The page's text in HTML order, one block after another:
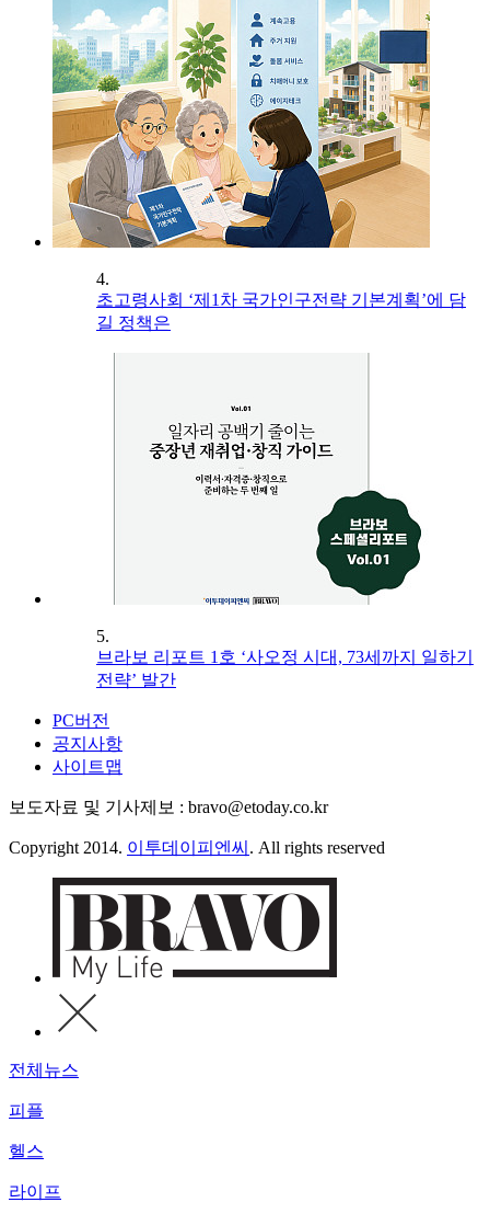
4.
초고령사회 ‘제1차 국가인구전략 기본계획’에 담
길 정책은
5.
브라보 리포트 1호 ‘사오정 시대, 73세까지 일하기
전략’ 발간
PC버전
공지사항
사이트맵
보도자료 및 기사제보 : bravo@etoday.co.kr
Copyright 2014. 이투데이피엔씨 . All rights reserved
전체뉴스
피플
헬스
라이프